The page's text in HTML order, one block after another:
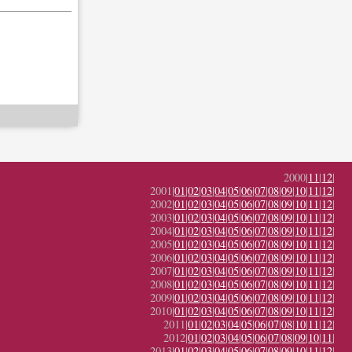
2000|11|12|
2001|01|02|03|04|05|06|07|08|09|10|11|12|
2002|01|02|03|04|05|06|07|08|09|10|11|12|
2003|01|02|03|04|05|06|07|08|09|10|11|12|
2004|01|02|03|04|05|06|07|08|09|10|11|12|
2005|01|02|03|04|05|06|07|08|09|10|11|12|
2006|01|02|03|04|05|06|07|08|09|10|11|12|
2007|01|02|03|04|05|06|07|08|09|10|11|12|
2008|01|02|03|04|05|06|07|08|09|10|11|12|
2009|01|02|03|04|05|06|07|08|09|10|11|12|
2010|01|02|03|04|05|06|07|08|09|10|11|12|
2011|01|02|03|04|05|06|07|08|10|11|12|
2012|01|02|03|04|05|06|07|08|09|10|11|